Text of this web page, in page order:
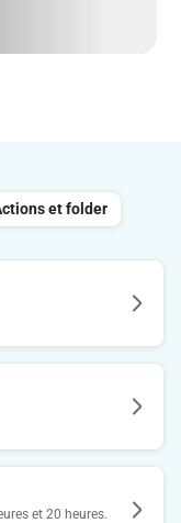
et folder
et 20 heures.